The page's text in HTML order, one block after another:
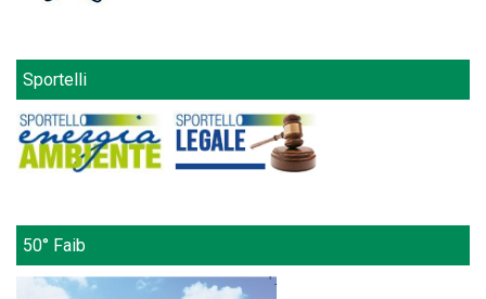
Sportelli
50° Faib